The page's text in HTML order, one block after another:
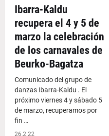
Ibarra-Kaldu
recupera el 4 y 5 de
marzo la celebración
de los carnavales de
Beurko-Bagatza
Comunicado del grupo de
danzas Ibarra-Kaldu . El
próximo viernes 4 y sábado 5
de marzo, recuperamos por
fin …
26.2.22